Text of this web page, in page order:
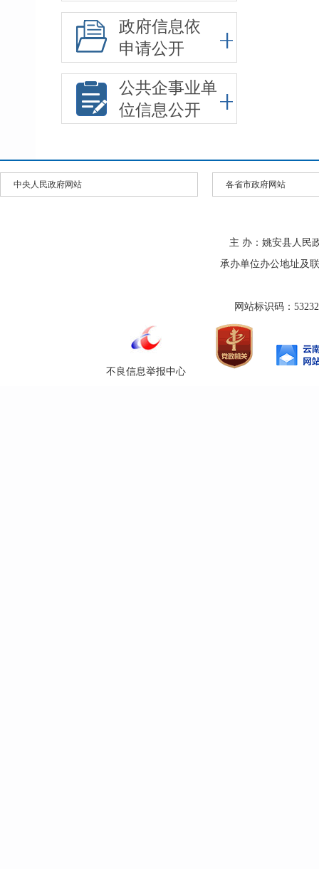
政府信息依
申请公开
公共企事业单
位信息公开
中央人民政府网站 各省市政府网站
主 办：姚安县人民
承办单位办公地址及
网站标识码：
不良信息举报中心